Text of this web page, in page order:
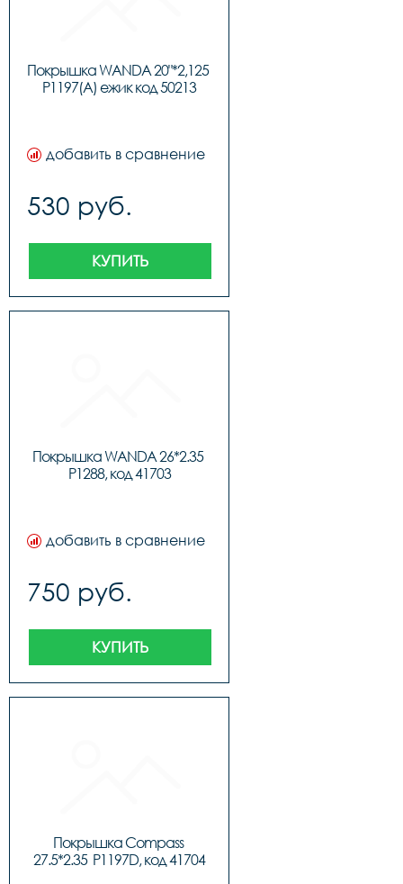
Покрышка WANDA 20"*2,125
P1197(A) ежик код 50213
добавить в сравнение
530 руб.
КУПИТЬ
Покрышка WANDA 26*2.35
P1288, код 41703
добавить в сравнение
750 руб.
КУПИТЬ
Покрышка Compass
27.5*2.35  P1197D, код 41704